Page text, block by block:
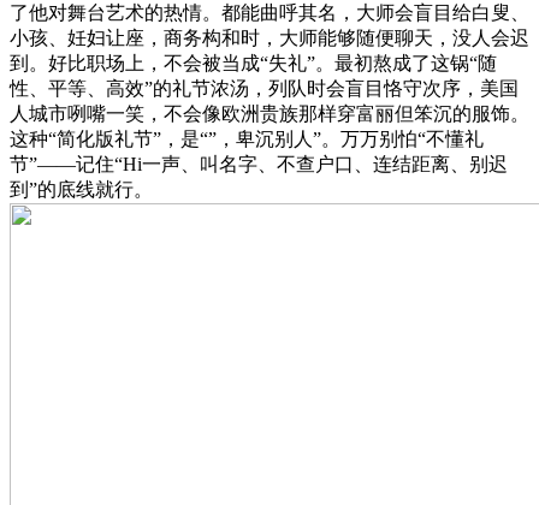
了他对舞台艺术的热情。都能曲呼其名，大师会盲目给白叟、
小孩、妊妇让座，商务构和时，大师能够随便聊天，没人会迟
到。好比职场上，不会被当成“失礼”。最初熬成了这锅“随
性、平等、高效”的礼节浓汤，列队时会盲目恪守次序，美国
人城市咧嘴一笑，不会像欧洲贵族那样穿富丽但笨沉的服饰。
这种“简化版礼节”，是“”，卑沉别人”。万万别怕“不懂礼
节”——记住“Hi一声、叫名字、不查户口、连结距离、别迟
到”的底线就行。